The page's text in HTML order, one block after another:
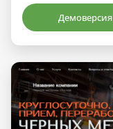
Демоверсия